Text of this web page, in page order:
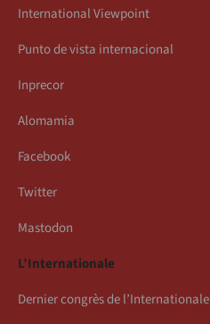
International Viewpoint
Punto de vista internacional
Inprecor
Alomamia
Facebook
Twitter
Mastodon
L’Internationale
Dernier congrès de l’Internationale